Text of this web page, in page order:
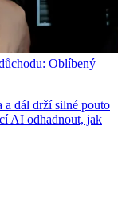
Oblíbený
a dál drží silné pouto
AI odhadnout, jak